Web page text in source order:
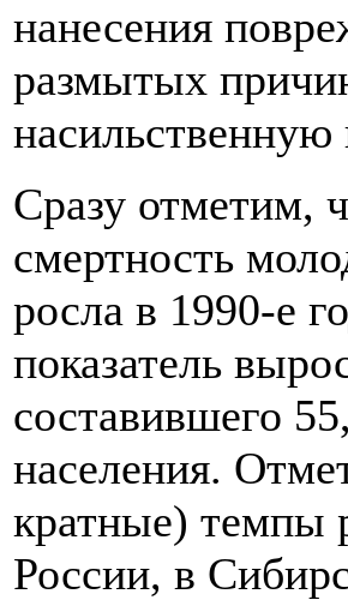
нанесения
размытых
Сразу отметим,
смертность
росла в 1990-е
показатель
составившего
населения.
кратные) темпы
России, в